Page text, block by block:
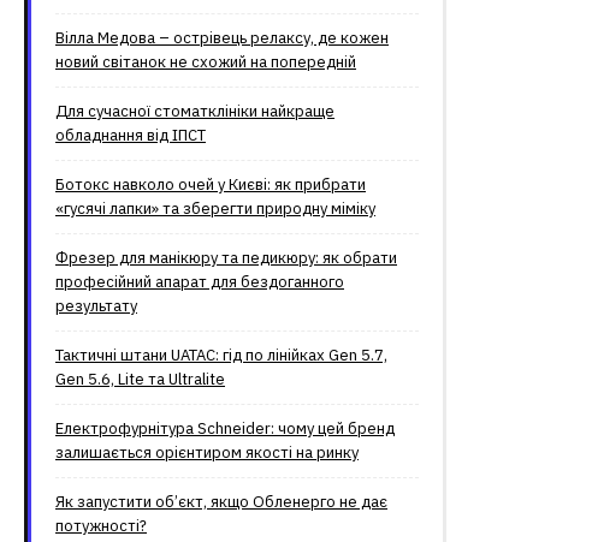
Вілла Медова – острівець релаксу, де кожен
новий світанок не схожий на попередній
Для сучасної стоматклініки найкраще
обладнання від ІПСТ
Ботокс навколо очей у Києві: як прибрати
«гусячі лапки» та зберегти природну міміку
Фрезер для манікюру та педикюру: як обрати
професійний апарат для бездоганного
результату
Тактичні штани UATAC: гід по лінійках Gen 5.7,
Gen 5.6, Lite та Ultralite
Електрофурнітура Schneider: чому цей бренд
залишається орієнтиром якості на ринку
Як запустити об’єкт, якщо Обленерго не дає
потужності?